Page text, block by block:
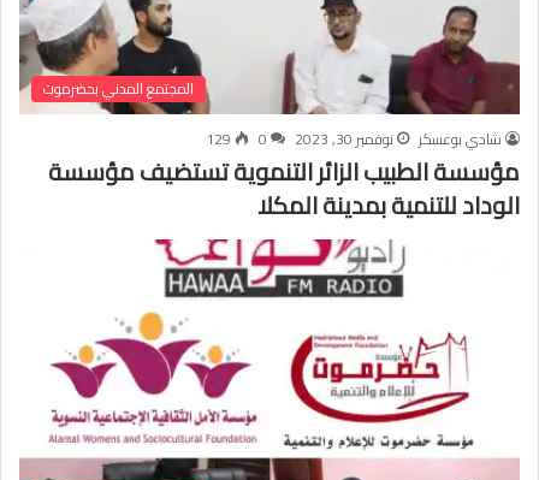
المجتمع المدني بحضرموت
شادي بوعسكر
نوفمبر 30, 2023 0
129
مؤسسة الطبيب الزائر التنموية تستضيف مؤسسة
الوداد للتنمية بمدينة المكلا